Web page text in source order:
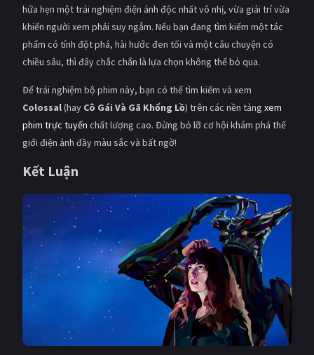
hứa hẹn một trải nghiệm điện ảnh độc nhất vô nhị, vừa giải trí vừa
khiến người xem phải suy ngẫm. Nếu bạn đang tìm kiếm một tác
phẩm có tính đột phá, hài hước đen tối và một câu chuyện có
chiều sâu, thì đây chắc chắn là lựa chọn không thể bỏ qua.
Để trải nghiệm bộ phim này, bạn có thể tìm kiếm và xem
Colossal(hay Cô Gái Và Gã Khổng Lồ) trên các nền tảng xem
phim trực tuyến chất lượng cao. Đừng bỏ lỡ cơ hội khám phá thế
giới điện ảnh đầy màu sắc và bất ngờ!
Kết Luận